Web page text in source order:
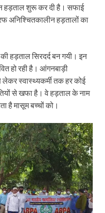
हड़ताल शुरू कर दी है। सफाई
अनिश्चितकालीन हड़तालों का
हड़ताल सिरदर्द बन गयी। इन
हो रही है। आंगनबाड़ी
लेकर स्वास्थ्यकर्मी तक हर कोई
से खफा है। वे हड़ताल के नाम
है मासूम बच्चों को।